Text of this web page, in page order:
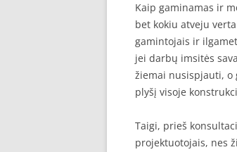
Kaip gaminamas ir
bet kokiu atveju
gamintojais ir
jei darbų imsitės
žiemai nusispjauti, o
plyšį visoje
Taigi, prieš
projektuotojais, nes